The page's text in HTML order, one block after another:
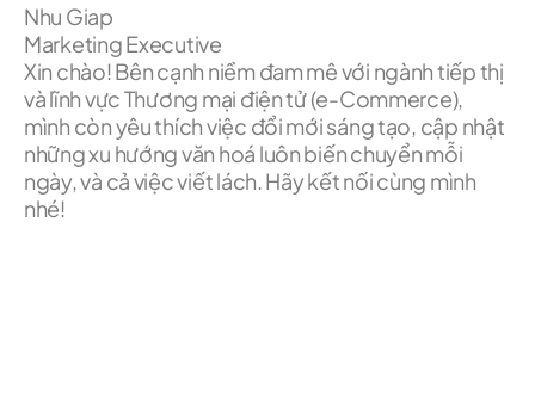
Nhu Giap
Marketing Executive
Xin chào! Bên cạnh niềm đam mê với ngành tiếp thị
và lĩnh vực Thương mại điện tử (e-Commerce),
mình còn yêu thích việc đổi mới sáng tạo, cập nhật
những xu hướng văn hoá luôn biến chuyển mỗi
ngày, và cả việc viết lách. Hãy kết nối cùng mình
nhé!